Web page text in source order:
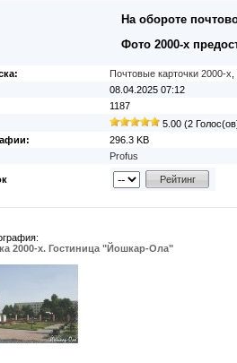
На обороте
Фото 2000-х
Почтовые карточки 2000-х
08.04.2025 07:12
1187
5.00 (2
296.3 KB
Profus
2000-х. Гостиница "Йошкар-Ола"